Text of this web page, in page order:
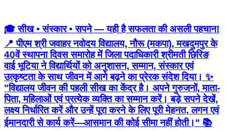
🎓 सीख • संस्कार • सपने — यही है सफलता की असली पहचान!
📍 पीएम श्री जवाहर नवोदय विद्यालय, नौरू (मकपा), मखदुमपुर के
40वें स्थापना दिवस समारोह में जिला पदाधिकारी श्रीमती छिरिङ
वाई भूटिया ने विद्यार्थियों को अनुशासन, सम्मान, संस्कार एवं
उत्कृष्टता के साथ जीवन में आगे बढ़ने का प्रेरक संदेश दिया। ✨
"विद्यालय जीवन की पहली सीख का केंद्र है। अपने गुरुजनों, माता-
पिता, महिलाओं एवं प्रत्येक व्यक्ति का सम्मान करें। बड़े सपने देखें,
लक्ष्य निर्धारित करें और उन्हें पूरा करने के लिए पूरी मेहनत, लगन एवं
ईमानदारी से कार्य करें—आसमान की कोई सीमा नहीं होती।" 📚